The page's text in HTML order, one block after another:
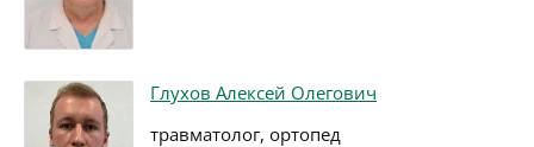
Глухов Алексей Олегович
травматолог, ортопед